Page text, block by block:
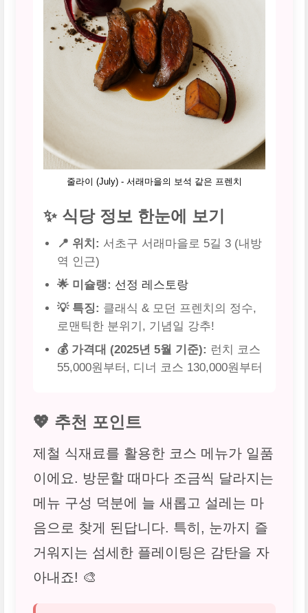
줄라이 (July) - 서래마을의 보석 같은 프렌치
✨ 식당 정보 한눈에 보기
📍 위치: 서초구 서래마을로 5길 3 (내방
역 인근)
🌟 미슐랭: 선정 레스토랑
💡 특징: 클래식 & 모던 프렌치의 정수,
로맨틱한 분위기, 기념일 강추!
💰 가격대 (2025년 5월 기준): 런치 코스
55,000원부터, 디너 코스 130,000원부터
💖 추천 포인트
제철 식재료를 활용한 코스 메뉴가 일품
이에요. 방문할 때마다 조금씩 달라지는
메뉴 구성 덕분에 늘 새롭고 설레는 마
음으로 찾게 된답니다. 특히, 눈까지 즐
거워지는 섬세한 플레이팅은 감탄을 자
아내죠! 🎨